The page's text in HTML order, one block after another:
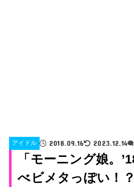
アイドル 2018.09.16 2023.12.14
「モーニング娘。
べビメタっぽい！？